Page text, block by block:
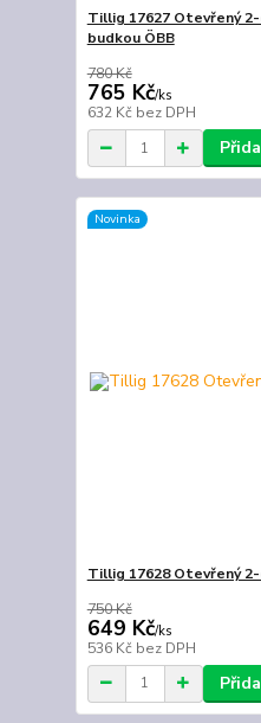
Tillig 17627 Otevřený
budkou ÖBB
780 Kč
765 Kč/ks
632 Kč bez DPH
Novinka
Tillig 17628 Otevřený 2-
750 Kč
649 Kč/ks
536 Kč bez DPH